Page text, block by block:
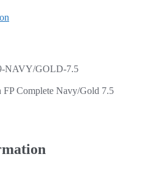
NAVY/GOLD-7.5
Complete Navy/Gold 7.5